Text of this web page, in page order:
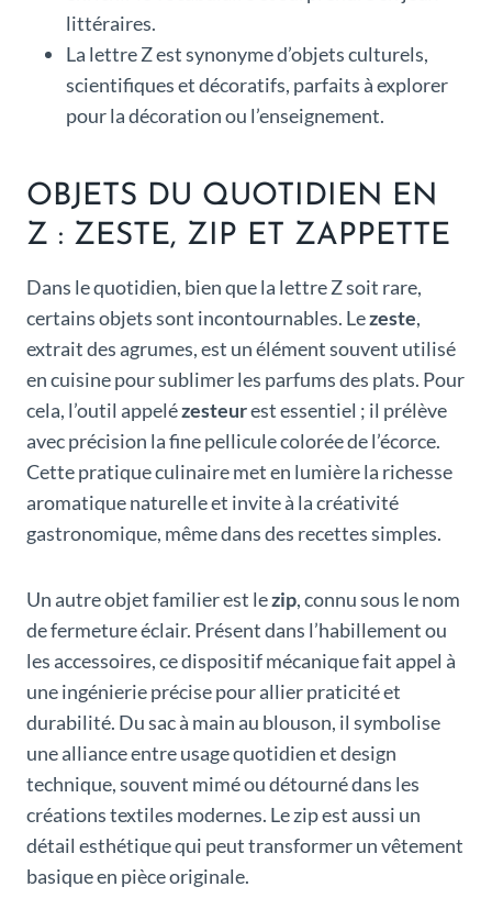
littéraires.
La lettre Z est synonyme d’objets culturels,
scientifiques et décoratifs, parfaits à explorer
pour la décoration ou l’enseignement.
OBJETS DU QUOTIDIEN EN
Z : ZESTE, ZIP ET ZAPPETTE
Dans le quotidien, bien que la lettre Z soit rare,
certains objets sont incontournables. Lezeste,
extrait des agrumes, est un élément souvent utilisé
en cuisine pour sublimer les parfums des plats. Pour
cela, l’outil appelézesteurest essentiel ; il prélève
avec précision la fine pellicule colorée de l’écorce.
Cette pratique culinaire met en lumière la richesse
aromatique naturelle et invite à la créativité
gastronomique, même dans des recettes simples.
Un autre objet familier est lezip, connu sous le nom
de fermeture éclair. Présent dans l’habillement ou
les accessoires, ce dispositif mécanique fait appel à
une ingénierie précise pour allier praticité et
durabilité. Du sac à main au blouson, il symbolise
une alliance entre usage quotidien et design
technique, souvent mimé ou détourné dans les
créations textiles modernes. Le zip est aussi un
détail esthétique qui peut transformer un vêtement
basique en pièce originale.